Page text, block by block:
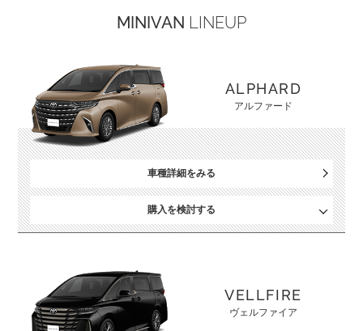
MINIVAN LINEUP
ALPHARD
アルファード
車種詳細をみる
購入を検討する
VELLFIRE
ヴェルファイア